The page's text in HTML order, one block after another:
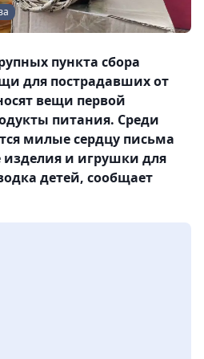
пункта сбора
для пострадавших от
вещи первой
питания. Среди
милые сердцу письма
и игрушки для
детей, сообщает